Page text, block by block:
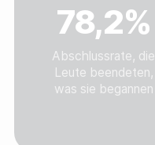
78,2%
Abschlussrate, die
Leute beendeten,
was sie begannen